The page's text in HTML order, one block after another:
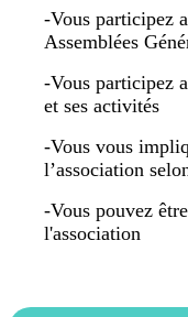
-Vous participez
Assemblées
-Vous participez
et ses activités
-Vous vous
l’association
-Vous pouvez
l'association